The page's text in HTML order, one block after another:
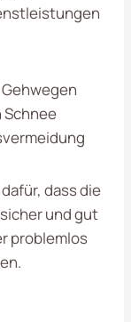
Schnee
dass die
und gut
problemlos